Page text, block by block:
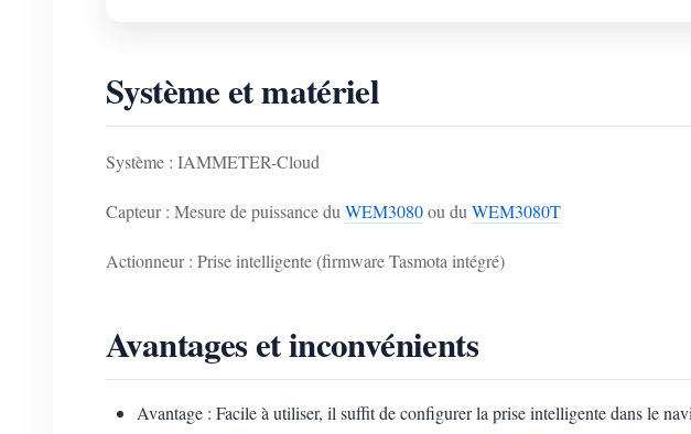
Système et matériel
Système : IAMMETER-Cloud
Capteur : Mesure de puissance du WEM3080ou du WEM3080T
Actionneur : Prise intelligente (firmware Tasmota intégré)
Avantages et inconvénients
Avantage : Facile à utiliser, il suffit de configurer la prise intelligente dans le